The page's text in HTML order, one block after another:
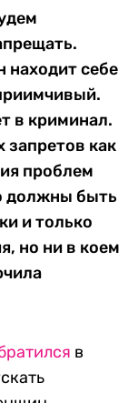
находит себе
в криминал.
запретов как
проблем
должны быть
и только
но ни в коем
в